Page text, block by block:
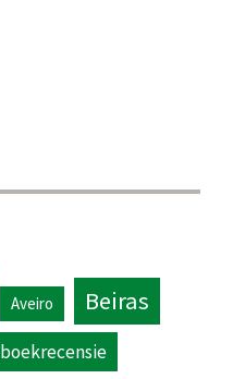
Aveiro Beiras
boekrecensie